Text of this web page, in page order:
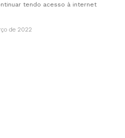
tendo acesso à internet
de 2022